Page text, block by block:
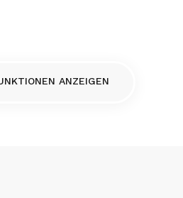
ANZEIGEN